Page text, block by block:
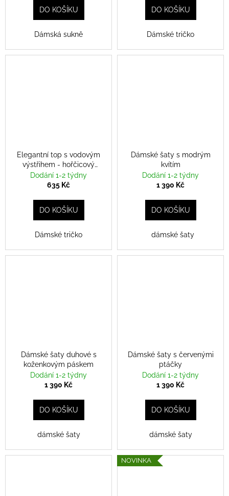
DO KOŠÍKU
Dámská sukně
DO KOŠÍKU
Dámské tričko
Elegantní top s vodovým
výstřihem - hořčicový
odstín
Dodání 1-2 týdny
635 Kč
DO KOŠÍKU
Dámské tričko
Dámské šaty s modrým
kvítím
Dodání 1-2 týdny
1 390 Kč
DO KOŠÍKU
dámské šaty
Dámské šaty duhové s
koženkovým páskem
Dodání 1-2 týdny
1 390 Kč
DO KOŠÍKU
dámské šaty
Dámské šaty s červenými
ptáčky
Dodání 1-2 týdny
1 390 Kč
DO KOŠÍKU
dámské šaty
NOVINKA